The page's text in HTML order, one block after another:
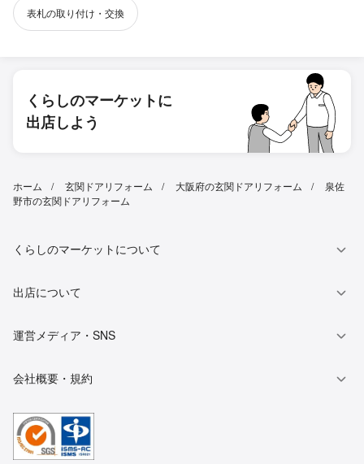
表札の取り付け・交換
くらしのマーケットに
出店しよう
ホーム 玄関ドアリフォーム 大阪府の玄関ドアリフォーム
泉佐
野市の玄関ドアリフォーム
くらしのマーケットについて
出店について
運営メディア・SNS
会社概要・規約